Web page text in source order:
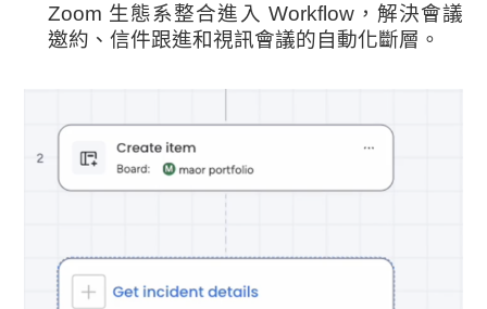
Zoom 生態系整合進入 Workflow，解決會議
邀約、信件跟進和視訊會議的自動化斷層。